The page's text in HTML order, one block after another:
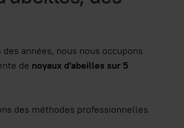
années, nous nous occupons
de noyaux d'abeilles sur 5
des méthodes professionnelles